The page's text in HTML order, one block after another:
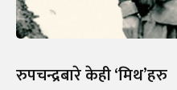
रुपचन्द्रबारे केही ‘मिथ’हरु